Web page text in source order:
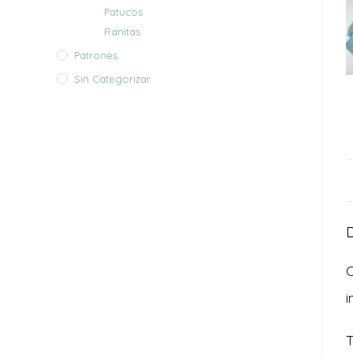
Patucos
Ranitas
Patrones
Sin Categorizar